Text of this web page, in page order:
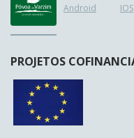
Android IOS
PROJETOS